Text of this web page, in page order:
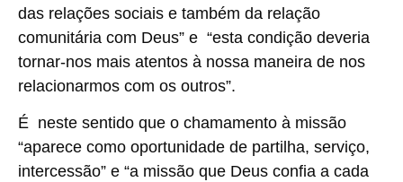
das relações sociais e também da relação
comunitária com Deus” e “esta condição deveria
tornar-nos mais atentos à nossa maneira de nos
relacionarmos com os outros”.
É neste sentido que o chamamento à missão
“aparece como oportunidade de partilha, serviço,
intercessão” e “a missão que Deus confia a cada